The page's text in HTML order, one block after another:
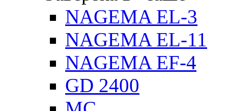
NAGEMA EL-3
NAGEMA EL-11
NAGEMA EF-4
GD 2400